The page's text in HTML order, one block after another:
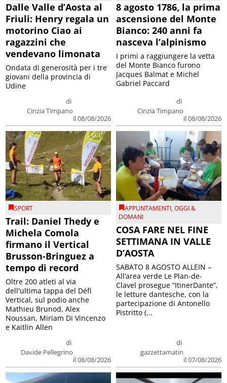
Dalle Valle d’Aosta al
Friuli: Henry regala un
motorino Ciao ai
ragazzini che
vendevano limonata
di
Cinzia Timpano
il 08/08/2026
Ondata di generosità per i tre
giovani della provincia di
Udine
8 agosto 1786, la prima
ascensione del Monte
Bianco: 240 anni fa
nasceva l’alpinismo
di
Cinzia Timpano
il 08/08/2026
I primi a raggiungere la vetta
del Monte Bianco furono
Jacques Balmat e Michel
Gabriel Paccard
SPORT
Trail: Daniel Thedy e
Michela Comola
firmano il Vertical
Brusson-Bringuez a
tempo di record
di
Davide Pellegrino
il 08/08/2026
Oltre 200 atleti al via
dell'ultima tappa del Défì
Vertical, sul podio anche
Mathieu Brunod, Alex
Noussan, Miriam Di Vincenzo
e Kaitlin Allen
APPUNTAMENTI,OGGI &
DOMANI
COSA FARE NEL FINE
SETTIMANA IN VALLE
D’AOSTA
di
gazzettamatin
il 07/08/2026
SABATO 8 AGOSTO ALLEIN –
All’area verde Le Plan-de-
Clavel prosegue “ItinerDante”,
le letture dantesche, con la
partecipazione di Antonello
Pistritto (...